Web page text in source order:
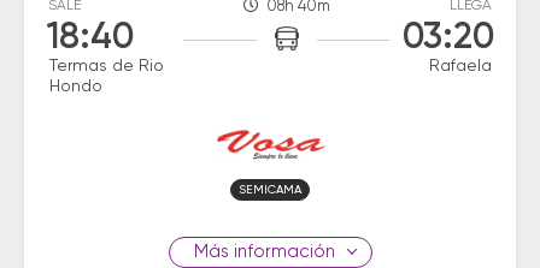
SALE
18:40
Termas de Rio
Hondo
08h 40m LLEGA
03:20
Rafaela
SEMICAMA
información